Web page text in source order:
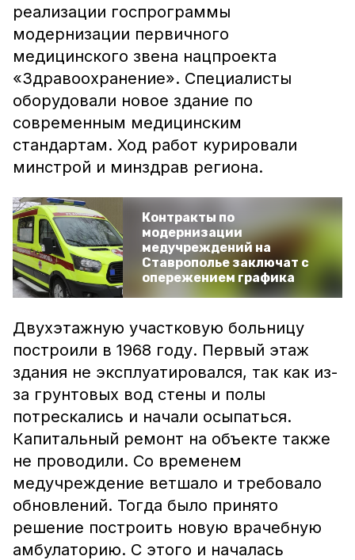
реализации госпрограммы
модернизации первичного
медицинского звена нацпроекта
«Здравоохранение». Специалисты
оборудовали новое здание по
современным медицинским
стандартам. Ход работ курировали
минстрой и минздрав региона.
Контракты по
модернизации
медучреждений на
Ставрополье заключат с
опережением графика
Двухэтажную участковую больницу
построили в 1968 году. Первый этаж
здания не эксплуатировался, так как из-
за грунтовых вод стены и полы
потрескались и начали осыпаться.
Капитальный ремонт на объекте также
не проводили. Со временем
медучреждение ветшало и требовало
обновлений. Тогда было принято
решение построить новую врачебную
амбулаторию. С этого и началась